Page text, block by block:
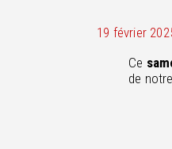
19 février
Ce
de